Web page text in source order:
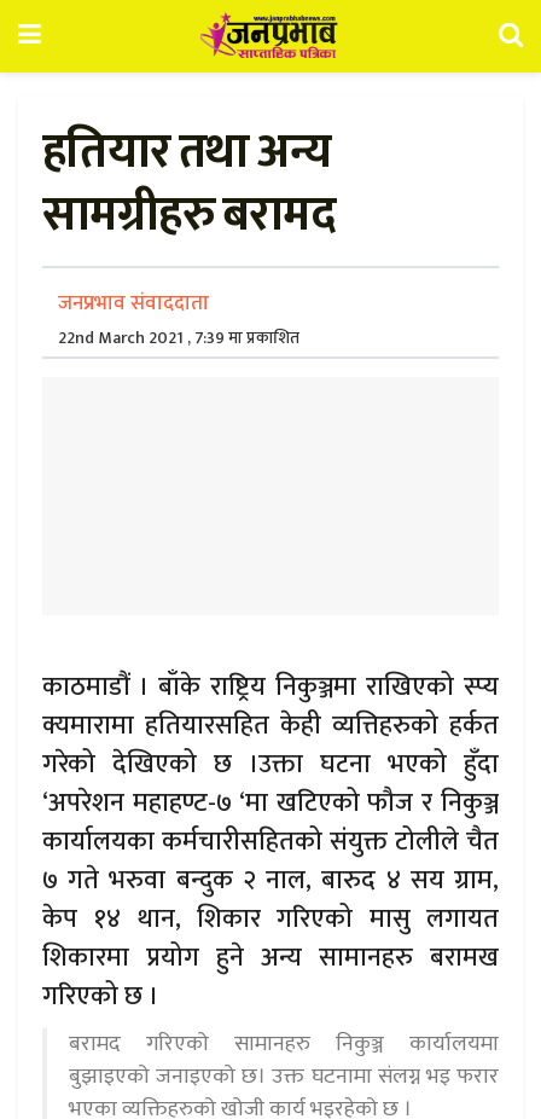
हतियार तथा अन्य
सामग्रीहरु बरामद
जनप्रभाव संवाददाता
22nd March 2021 , 7:39 मा प्रकाशित
काठमाडौं । बाँके राष्ट्रिय निकुञ्जमा राखिएको स्प्य
क्यमारामा हतियारसहित केही व्यत्तिहरुको हर्कत
गरेको देखिएको छ ।उक्ता घटना भएको हुँदा
‘अपरेशन महाहण्ट-७ ‘मा खटिएको फौज र निकुञ्ज
कार्यालयका कर्मचारीसहितको संयुक्त टोलीले चैत
७ गते भरुवा बन्दुक २ नाल, बारुद ४ सय ग्राम,
केप १४ थान, शिकार गरिएको मासु लगायत
शिकारमा प्रयोग हुने अन्य सामानहरु बरामख
गरिएको छ ।
बरामद गरिएको सामानहरु निकुञ्ज कार्यालयमा
बुझाइएको जनाइएको छ। उक्त घटनामा संलग्न भइ फरार
भएका व्यक्तिहरुको खोजी कार्य भइरहेको छ ।